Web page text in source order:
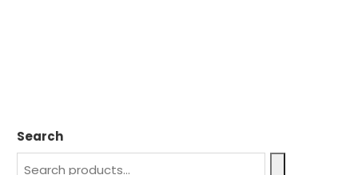
Search